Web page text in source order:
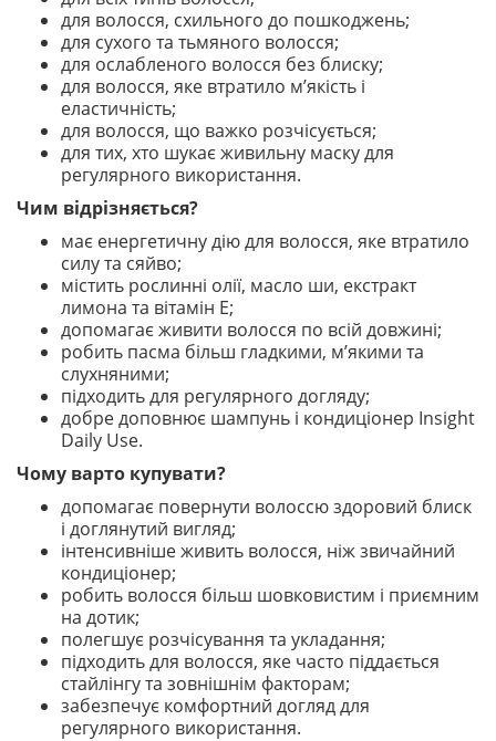
для волосся, схильного до пошкоджень;
для сухого та тьмяного волосся;
для ослабленого волосся без блиску;
для волосся, яке втратило м’якість і
еластичність;
для волосся, що важко розчісується;
для тих, хто шукає живильну маску для
регулярного використання.
Чим відрізняється?
має енергетичну дію для волосся, яке втратило
силу та сяйво;
містить рослинні олії, масло ши, екстракт
лимона та вітамін E;
допомагає живити волосся по всій довжині;
робить пасма більш гладкими, м’якими та
слухняними;
підходить для регулярного догляду;
добре доповнює шампунь і кондиціонер Insight
Daily Use.
Чому варто купувати?
допомагає повернути волоссю здоровий блиск
і доглянутий вигляд;
інтенсивніше живить волосся, ніж звичайний
кондиціонер;
робить волосся більш шовковистим і приємним
на дотик;
полегшує розчісування та укладання;
підходить для волосся, яке часто піддається
стайлінгу та зовнішнім факторам;
забезпечує комфортний догляд для
регулярного використання.